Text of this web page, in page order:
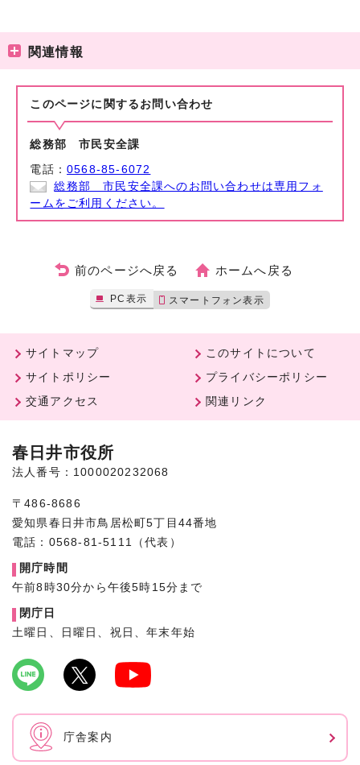
関連情報
このページに関する お問い合わせ
総務部 市民安全課
電話：0568-85-6072
総務部 市民安全課へのお問い合わせは専用フォ
ームをご利用ください。
前のページへ戻る ホームへ戻る
PC表示 スマートフォン表示
サイトマップ
このサイトについて
サイトポリシー
プライバシーポリシー
交通アクセス
関連リンク
春日井市役所
法人番号：1000020232068
〒486-8686
愛知県春日井市鳥居松町5丁目44番地
電話：0568-81-5111（代表）
開庁時間
午前8時30分から午後5時15分まで
閉庁日
土曜日、日曜日、祝日、年末年始
庁舎案内